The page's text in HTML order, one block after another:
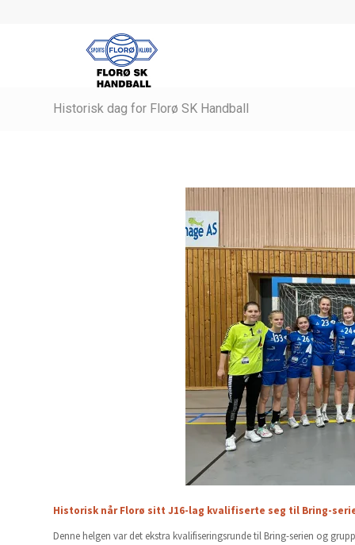
Historisk dag for Florø SK Handball
Historisk når Florø sitt J16-lag kvalifiserte seg til Bring-
Denne helgen var det ekstra kvalifiseringsrunde til Bring-serien og